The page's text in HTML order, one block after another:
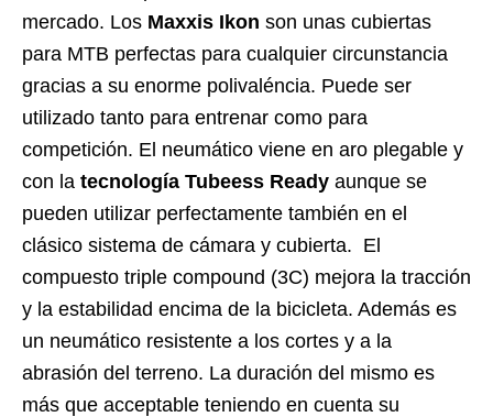
mercado. Los Maxxis Ikon son unas cubiertas
para MTB perfectas para cualquier circunstancia
gracias a su enorme polivaléncia. Puede ser
utilizado tanto para entrenar como para
competición. El neumático viene en aro plegable y
con la tecnología Tubeess Ready aunque se
pueden utilizar perfectamente también en el
clásico sistema de cámara y cubierta. El
compuesto triple compound (3C) mejora la tracción
y la estabilidad encima de la bicicleta. Además es
un neumático resistente a los cortes y a la
abrasión del terreno. La duración del mismo es
más que acceptable teniendo en cuenta su